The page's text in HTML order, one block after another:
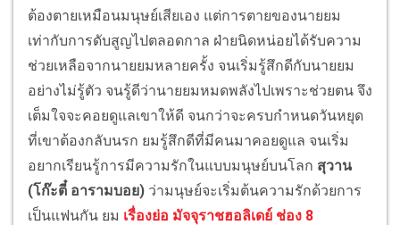
ต้องตายเหมือนมนุษย์เสียเอง แต่การตายของนายยม
เท่ากับการดับสูญไปตลอดกาล ฝ่ายนิดหน่อยได้รับความ
ช่วยเหลือจากนายยมหลายครั้ง จนเริ่มรู้สึกดีกับนายยม
อย่างไม่รู้ตัว จนรู้ดีว่านายยมหมดพลังไปเพราะช่วยตน จึง
เต็มใจจะคอยดูแลเขาให้ดี จนกว่าจะครบกำหนดวันหยุด
ที่เขาต้องกลับนรก ยมรู้สึกดีที่มีคนมาคอยดูแล จนเริ่ม
อยากเรียนรู้การมีความรักในแบบมนุษย์บนโลก สุวาน
(โก๊ะตี๋ อารามบอย) ว่ามนุษย์จะเริ่มต้นความรักด้วยการ
เป็นแฟนกัน ยม เรื่องย่อ มัจจุราชฮอลิเดย์ ช่อง 8